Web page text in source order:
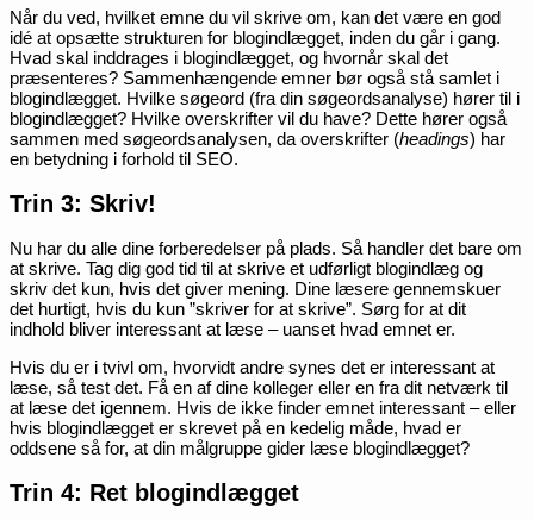
Når du ved, hvilket emne du vil skrive om, kan det være en god
idé at opsætte strukturen for blogindlægget, inden du går i gang.
Hvad skal inddrages i blogindlægget, og hvornår skal det
præsenteres? Sammenhængende emner bør også stå samlet i
blogindlægget. Hvilke søgeord (fra din søgeordsanalyse) hører til i
blogindlægget? Hvilke overskrifter vil du have? Dette hører også
sammen med søgeordsanalysen, da overskrifter (headings) har
en betydning i forhold til SEO.
Trin 3: Skriv!
Nu har du alle dine forberedelser på plads. Så handler det bare om
at skrive. Tag dig god tid til at skrive et udførligt blogindlæg og
skriv det kun, hvis det giver mening. Dine læsere gennemskuer
det hurtigt, hvis du kun ”skriver for at skrive”. Sørg for at dit
indhold bliver interessant at læse – uanset hvad emnet er.
Hvis du er i tvivl om, hvorvidt andre synes det er interessant at
læse, så test det. Få en af dine kolleger eller en fra dit netværk til
at læse det igennem. Hvis de ikke finder emnet interessant – eller
hvis blogindlægget er skrevet på en kedelig måde, hvad er
oddsene så for, at din målgruppe gider læse blogindlægget?
Trin 4: Ret blogindlægget